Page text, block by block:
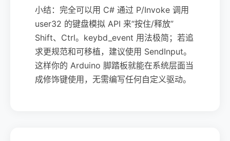
小结：完全可以用 C# 通过 P/Invoke 调用
user32 的键盘模拟 API 来“按住/释放”
Shift、Ctrl。keybd_event 用法极简；若追
求更规范和可移植，建议使用 SendInput。
这样你的 Arduino 脚踏板就能在系统层面当
成修饰键使用，无需编写任何自定义驱动。